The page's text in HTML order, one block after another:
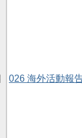
026 海外活動報